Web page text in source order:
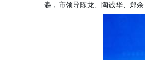
淼，市领导陈龙、陶诚华、郑